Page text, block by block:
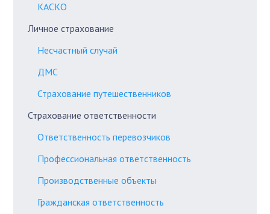
КАСКО
Личное страхование
Несчастный случай
ДМС
Страхование путешественников
Страхование ответственности
Ответственность перевозчиков
Профессиональная ответственность
Производственные объекты
Гражданская ответственность